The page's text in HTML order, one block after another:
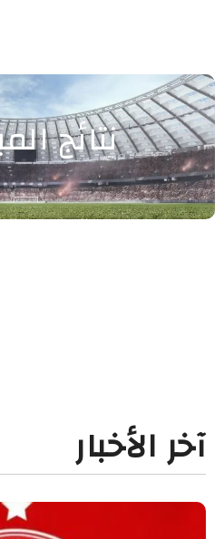
نتائج
آخر الأخبار